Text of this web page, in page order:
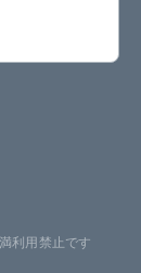
利用禁止です